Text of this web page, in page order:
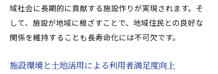
域社会に長期的に貢献する施設作りが実現されます。そ
して、施設が地域に根ざすことで、地域住民との良好な
関係を維持することも長寿命化には不可欠です。
施設環境と土地活用による利用者満足度向上